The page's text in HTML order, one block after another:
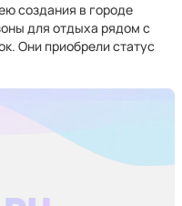
создания в городе
для отдыха рядом с
Они приобрели статус